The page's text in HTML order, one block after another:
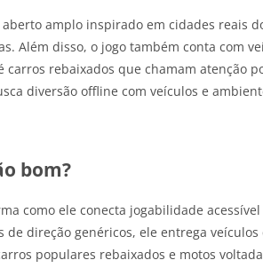
amplo inspirado em cidades reais
Além disso, o jogo também conta com
rebaixados que chamam atenção
diversão offline com veículos e
bom?
como ele conecta jogabilidade
direção genéricos, ele entrega
populares rebaixados e motos